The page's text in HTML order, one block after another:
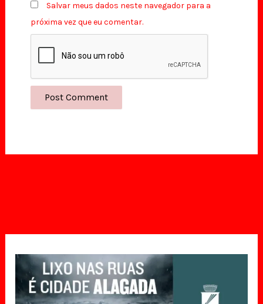
Salvar meus dados neste navegador para a
próxima vez que eu comentar.